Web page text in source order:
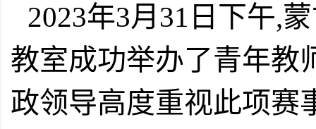
2023年3月31日下午,
教室成功举办了青年教
政领导高度重视此项赛